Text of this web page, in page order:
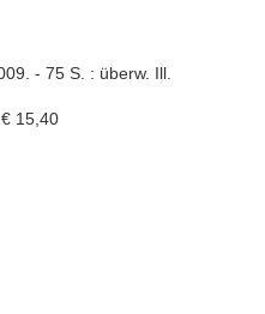
- 75 S. : überw. Ill.
15,40